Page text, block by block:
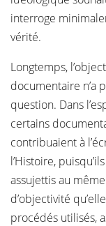
interroge
vérité.
Longtemps,
documentaire n’a
question. Dans
certains
contribuaient à
l’Histoire,
assujettis au
d’objectivité
procédés utilisés,